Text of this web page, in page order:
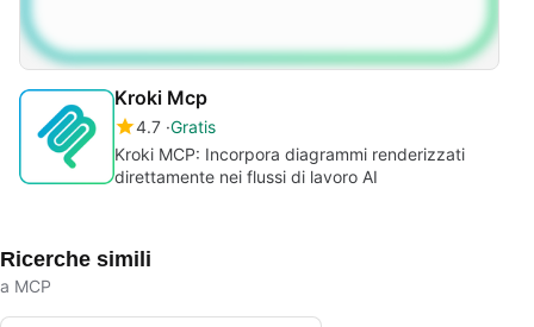
Kroki Mcp
4.7 Gratis
Kroki MCP: Incorpora diagrammi renderizzati
direttamente nei flussi di lavoro AI
Ricerche simili
a MCP